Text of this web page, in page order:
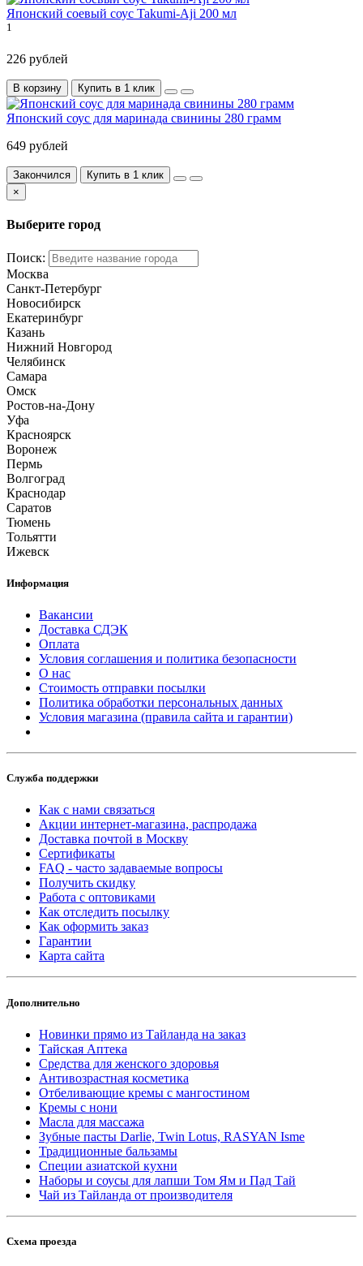
Японский соевый соус Takumi-Aji 200 мл
1
226 рублей
В корзину Купить в 1 клик
Японский соус для маринада свинины 280 грамм
649 рублей
Закончился
Купить в 1 клик
×
Выберите город
Поиск:
Москва
Санкт-Петербург
Новосибирск
Екатеринбург
Казань
Нижний Новгород
Челябинск
Самара
Омск
Ростов-на-Дону
Уфа
Красноярск
Воронеж
Пермь
Волгоград
Краснодар
Саратов
Тюмень
Тольятти
Ижевск
Информация
Вакансии
Доставка СДЭК
Оплата
Условия соглашения и политика безопасности
О нас
Стоимость отправки посылки
Политика обработки персональных данных
Условия магазина (правила сайта и гарантии)
Служба поддержки
Как с нами связаться
Акции интернет-магазина, распродажа
Доставка почтой в Москву
Сертификаты
FAQ - часто задаваемые вопросы
Получить скидку
Работа с оптовиками
Как отследить посылку
Как оформить заказ
Гарантии
Карта сайта
Дополнительно
Новинки прямо из Тайланда на заказ
Тайская Аптека
Средства для женского здоровья
Антивозрастная косметика
Отбеливающие кремы с мангостином
Кремы с нони
Масла для массажа
Зубные пасты Darlie, Twin Lotus, RASYAN Isme
Традиционные бальзамы
Специи азиатской кухни
Наборы и соусы для лапши Том Ям и Пад Тай
Чай из Тайланда от производителя
Схема проезда